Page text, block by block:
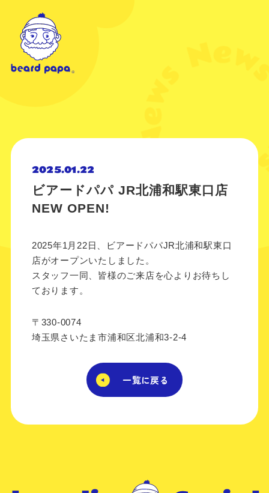
2025.01.22
ビアードパパ JR北浦和駅東口店
NEW OPEN!
2025年1月22日、ビアードパパJR北浦和駅東口
店がオープンいたしました。
スタッフ一同、皆様のご来店を心よりお待ちし
ております。
〒330-0074
埼玉県さいたま市浦和区北浦和3-2-4
一覧に戻る